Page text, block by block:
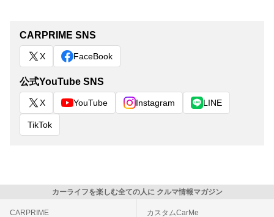
CARPRIME SNS
X FaceBook
公式YouTube SNS
X YouTube Instagram LINE
TikTok
カーライフを楽しむ全ての人に クルマ情報マガジン
CARPRIME カスタムCarMe